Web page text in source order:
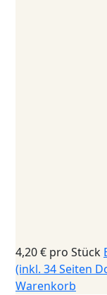
4,20 € pro Stück
(inkl. 34 Seiten
Warenkorb